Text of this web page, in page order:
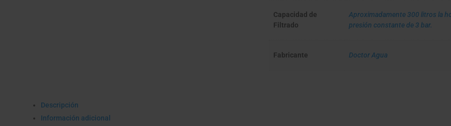
Capacidad de
Filtrado
Aproximadamente 300 litros la
presión constante de 3 bar.
Fabricante Doctor Agua
Descripción
Información adicional